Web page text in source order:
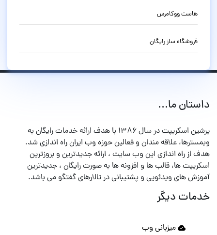
هاست ووکامرس
فروشگاه ساز رایگان
داستان ما...
پرشین اسکریپت در سال ۱۳۸۶ با هدف ارائه خدمات رایگان به
وبمسترها، علاقه مندان و فعالین حوزه وب ایران راه اندازی شد.
هدف از راه اندازی این وب سایت ، ارائه جدیدترین و بروزترین
اسکریپت ها، قالب ها و افزونه ها به صورت رایگان ، جدیدترین
آموزش های ویدئویی و پشتیبانی در تالارهای گفتگو می باشد.
خدمات دیگر
میزبانی وب